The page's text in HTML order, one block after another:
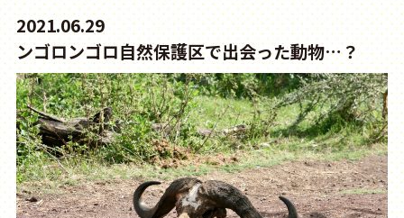
2021.06.29
ンゴロンゴロ自然保護区で出会った動物…？